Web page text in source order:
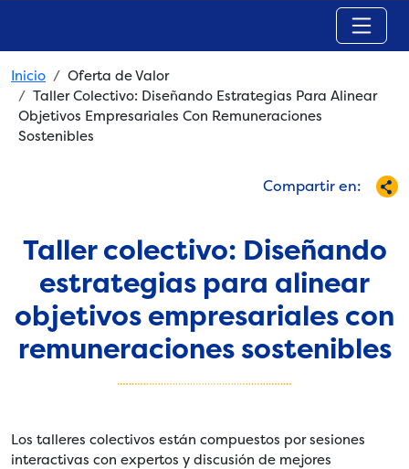
Breadcrumb
Inicio
Oferta de Valor
Taller Colectivo: Diseñando Estrategias Para Alinear
Objetivos Empresariales Con Remuneraciones
Sostenibles
Compartir en:
Taller colectivo: Diseñando
estrategias para alinear
objetivos empresariales con
remuneraciones sostenibles
Los talleres colectivos están compuestos por sesiones
interactivas con expertos y discusión de mejores